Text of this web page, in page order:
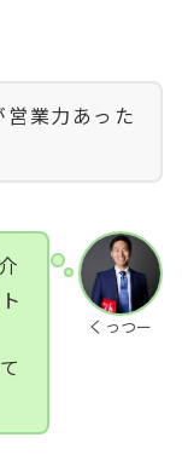
業力あった
くっつー